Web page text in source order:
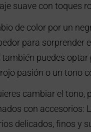
suave con toques
de color por un
para sorprender
también puedes optar
pasión o un tono
cambiar el tono,
con accesorios:
delicados, finos y